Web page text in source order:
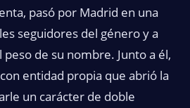
pasó por Madrid en una
seguidores del género y a
de su nombre. Junto a él,
entidad propia que abrió la
un carácter de doble